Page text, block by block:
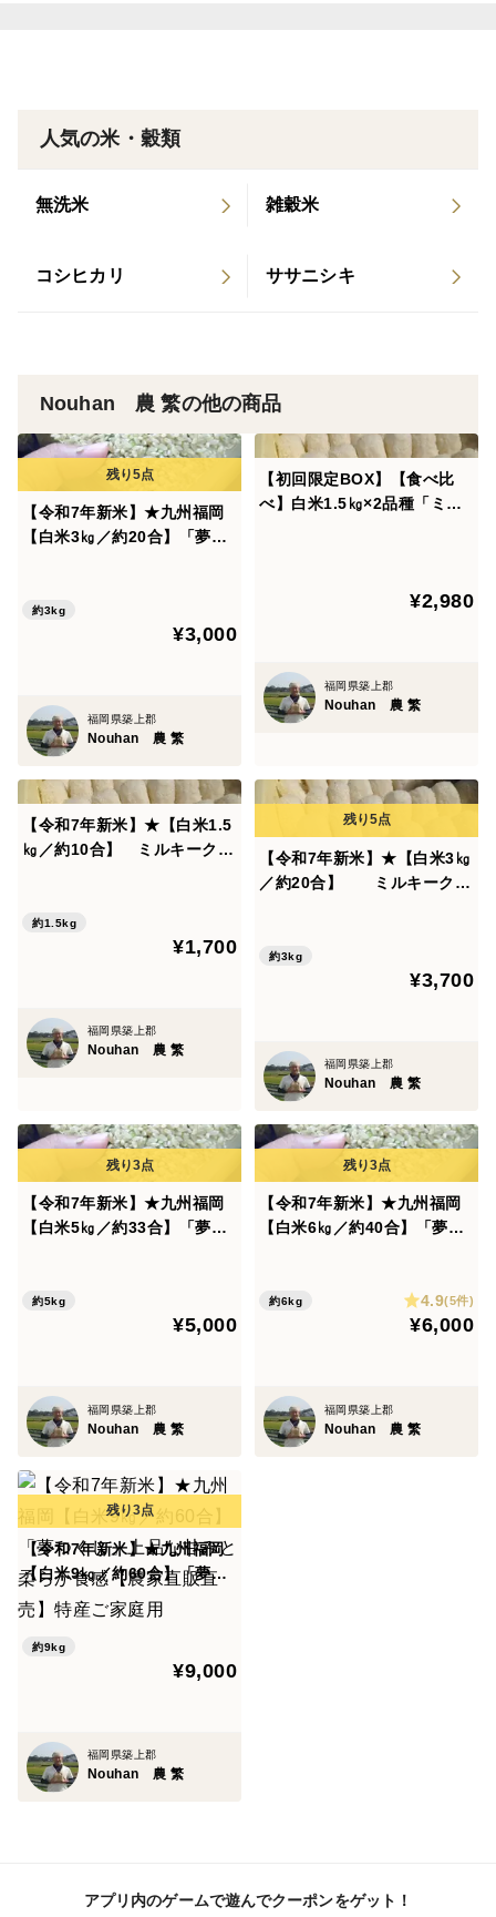
意味がこめられています。
甘さがある食べやすいお米です。
ご注文を受け付けてから精米いたしますので新鮮です。
九州福岡県東海岸の築上町（ちくじょうまち）の小さな
特別栽培米や季節の野菜を栽培、直販しています。
大量生産はできませんが、一つ一つ大切に育てお届けし
【九州福岡お米農家直販直売】
人気の米・穀類
無洗米 雑穀米
コシヒカリ ササニシキ
Nouhan 農 繁の他の商品
【令和7年新米】★九州福岡
【白米3㎏／約20合】「夢つ
庭用
約3kg
¥3,000
福岡県築上郡
Nouhan 農 繁
【初回限定BOX】【食べ比
べ】白米1.5㎏×2品種「ミル
¥2,980
福岡県築上郡
Nouhan 農 繁
【令和7年新米】★【白米1.5
㎏／約10合】 ミルキークイ
家直販】お試し
約1.5kg
¥1,700
福岡県築上郡
Nouhan 農 繁
【令和7年新米】★【白米3㎏
／約20合】 ミルキークイ
家直販】お弁当
約3kg
¥3,700
福岡県築上郡
Nouhan 農 繁
【令和7年新米】★九州福岡
【白米5㎏／約33合】「夢つ
庭用
約5kg
¥5,000
福岡県築上郡
Nouhan 農 繁
【令和7年新米】★九州福岡
【白米6㎏／約40合】「夢つ
庭用
約6kg 4.9(5件)
¥6,000
福岡県築上郡
Nouhan 農 繁
【令和7年新米】★九州福岡
【白米9㎏／約60合】「夢つ
くし」上品な甘みと柔らか食
感【農家直販直売】特産ご家
庭用
約9kg
¥9,000
福岡県築上郡
Nouhan 農 繁
アプリ内のゲームで遊んでクーポンをゲット！